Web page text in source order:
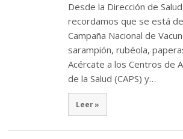
Desde la Dirección de
recordamos que se está
Campaña Nacional de
sarampión, rubéola,
Acércate a los Centros de
de la Salud (CAPS) y…
Leer »